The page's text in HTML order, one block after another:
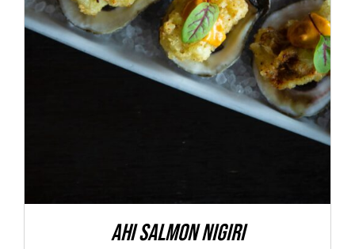
ADD TO CART / DÉTAILS
Ahi Salmon Nigiri